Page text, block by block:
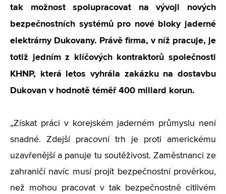
tak možnost spolupracovat na vývoji nových
bezpečnostních systémů pro nové bloky jaderné
elektrárny Dukovany. Právě firma, v níž pracuje, je
totiž jedním z klíčových kontraktorů společnosti
KHNP, která letos vyhrála zakázku na dostavbu
Dukovan v hodnotě téměř 400 miliard korun.
„Získat práci v korejském jaderném průmyslu není
snadné. Zdejší pracovní trh je proti americkému
uzavřenější a panuje tu soutěživost. Zaměstnanci ze
zahraničí navíc musí projít bezpečnostní prověrkou,
než mohou pracovat v tak bezpečnostně citlivém